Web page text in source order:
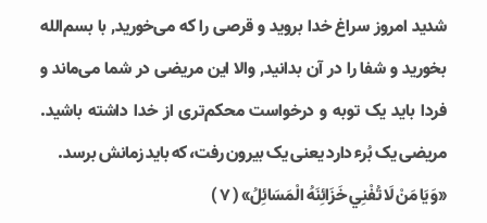
شدید امروز سراغ خدا بروید و قرصی را که می‌خورید, با بسم‌الله
بخورید و شفا را در آن بدانید, والا این مریضی در شما می‌ماند و
فردا باید یک توبه و درخواست محکم‌تری از خدا داشته باشید.
مریضی یک بُرء دارد یعنی یک بیرون رفت، که باید زمانش برسد.
«وَ يَا مَنْ لَا تُفْنِي خَزَائِنَهُ الْمَسَائِلُ» ( ۷ )